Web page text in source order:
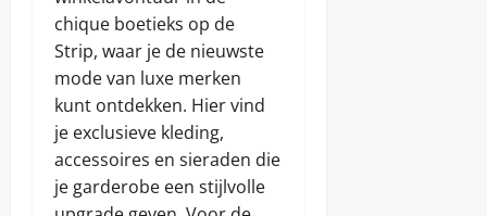
chique boetieks op de
Strip, waar je de nieuwste
mode van luxe merken
kunt ontdekken. Hier vind
je exclusieve kleding,
accessoires en sieraden die
je garderobe een stijlvolle